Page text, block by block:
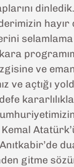
hayır
ve
ve açtığı
kararlılıkla
gitme